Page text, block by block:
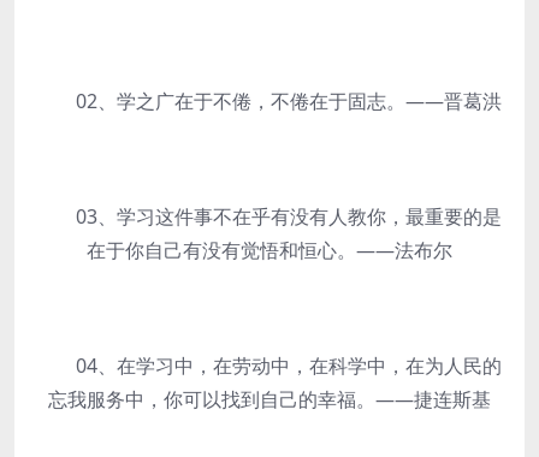
02、学之广在于不倦，不倦在于固志。——晋葛洪
03、学习这件事不在乎有没有人教你，最重要的是
在于你自己有没有觉悟和恒心。——法布尔
04、在学习中，在劳动中，在科学中，在为人民的
忘我服务中，你可以找到自己的幸福。——捷连斯基